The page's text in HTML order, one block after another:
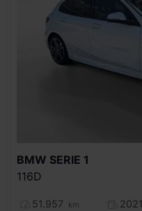
BMW SERIE 1
116D
51.957 km
2021